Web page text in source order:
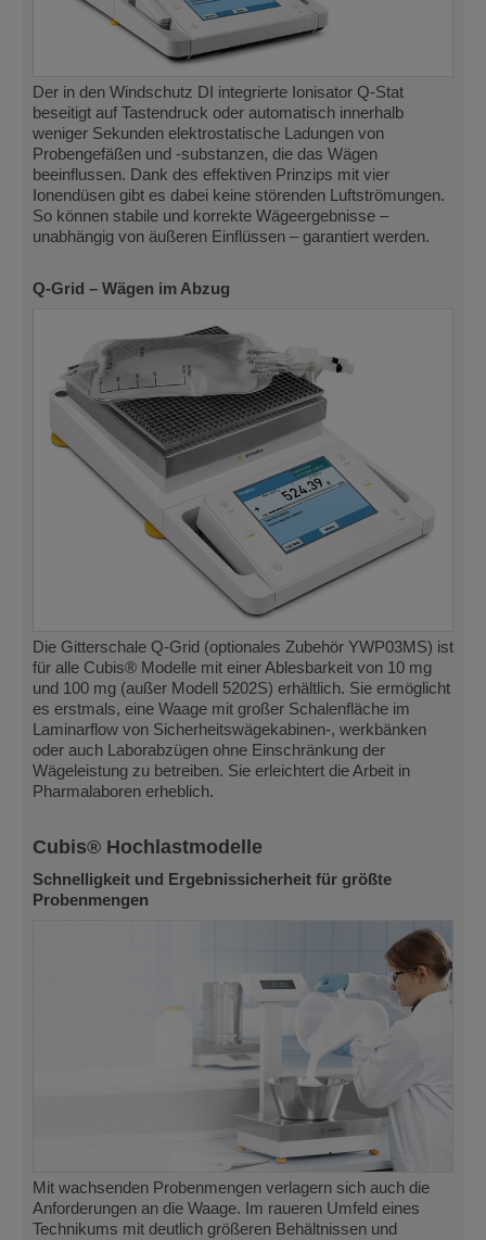
Der in den Windschutz DI integrierte Ionisator Q-Stat
beseitigt auf Tastendruck oder automatisch innerhalb
weniger Sekunden elektrostatische Ladungen von
Probengefäßen und -substanzen, die das Wägen
beeinflussen. Dank des effektiven Prinzips mit vier
Ionendüsen gibt es dabei keine störenden Luftströmungen.
So können stabile und korrekte Wägeergebnisse –
unabhängig von äußeren Einflüssen – garantiert werden.
Q-Grid – Wägen im Abzug
Die Gitterschale Q-Grid (optionales Zubehör YWP03MS) ist
für alle Cubis® Modelle mit einer Ablesbarkeit von 10 mg
und 100 mg (außer Modell 5202S) erhältlich. Sie ermöglicht
es erstmals, eine Waage mit großer Schalenfläche im
Laminarflow von Sicherheitswägekabinen-, werkbänken
oder auch Laborabzügen ohne Einschränkung der
Wägeleistung zu betreiben. Sie erleichtert die Arbeit in
Pharmalaboren erheblich.
Cubis® Hochlastmodelle
Schnelligkeit und Ergebnissicherheit für größte
Probenmengen
Mit wachsenden Probenmengen verlagern sich auch die
Anforderungen an die Waage. Im raueren Umfeld eines
Technikums mit deutlich größeren Behältnissen und